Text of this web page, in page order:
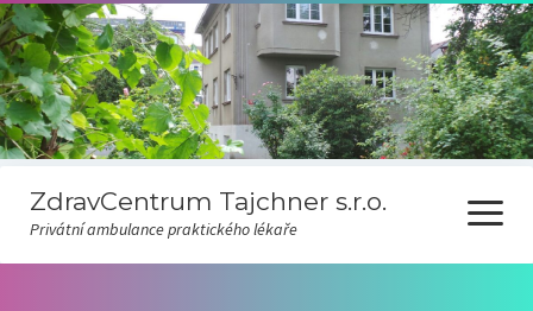
ZdravCentrum Tajchner s.r.o.
Privátní ambulance praktického lékaře
otevřít
menu